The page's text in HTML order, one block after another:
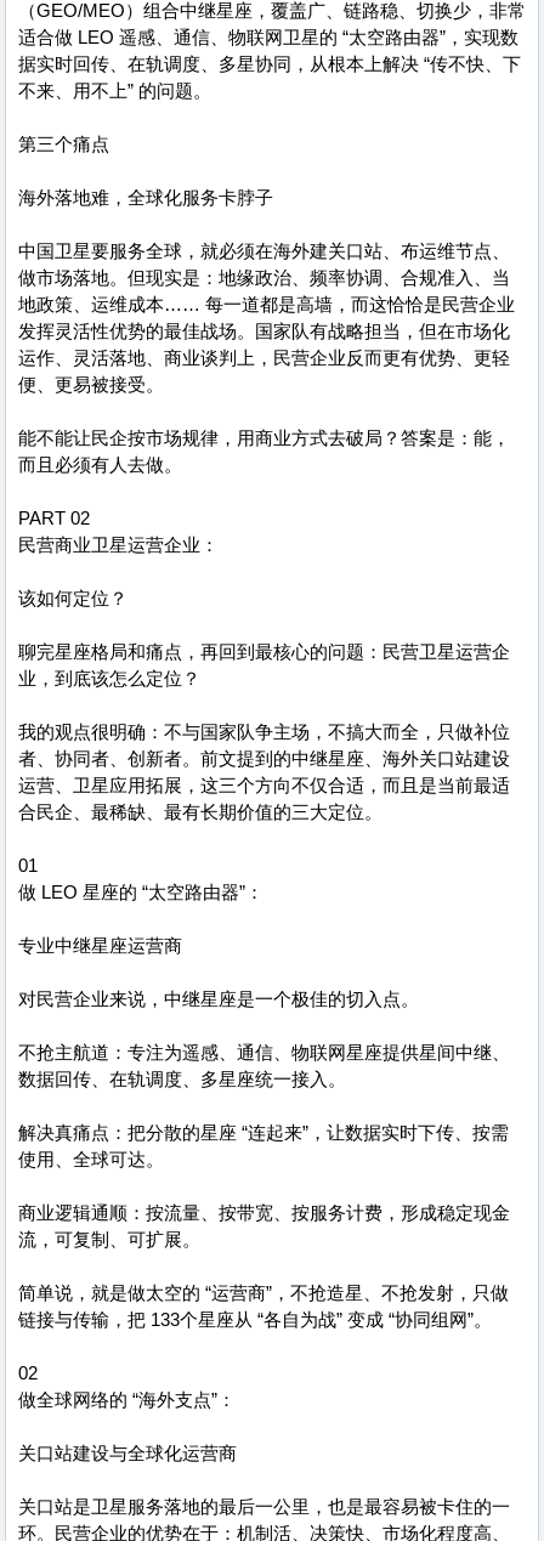
（GEO/MEO）组合中继星座，覆盖广、链路稳、切换少，非常
适合做 LEO 遥感、通信、物联网卫星的 “太空路由器”，实现数
据实时回传、在轨调度、多星协同，从根本上解决 “传不快、下
不来、用不上” 的问题。
第三个痛点
海外落地难，全球化服务卡脖子
中国卫星要服务全球，就必须在海外建关口站、布运维节点、
做市场落地。但现实是：地缘政治、频率协调、合规准入、当
地政策、运维成本…… 每一道都是高墙，而这恰恰是民营企业
发挥灵活性优势的最佳战场。国家队有战略担当，但在市场化
运作、灵活落地、商业谈判上，民营企业反而更有优势、更轻
便、更易被接受。
能不能让民企按市场规律，用商业方式去破局？答案是：能，
而且必须有人去做。
PART 02
民营商业卫星运营企业：
该如何定位？
聊完星座格局和痛点，再回到最核心的问题：民营卫星运营企
业，到底该怎么定位？
我的观点很明确：不与国家队争主场，不搞大而全，只做补位
者、协同者、创新者。前文提到的中继星座、海外关口站建设
运营、卫星应用拓展，这三个方向不仅合适，而且是当前最适
合民企、最稀缺、最有长期价值的三大定位。
01
做 LEO 星座的 “太空路由器”：
专业中继星座运营商
对民营企业来说，中继星座是一个极佳的切入点。
不抢主航道：专注为遥感、通信、物联网星座提供星间中继、
数据回传、在轨调度、多星座统一接入。
解决真痛点：把分散的星座 “连起来”，让数据实时下传、按需
使用、全球可达。
商业逻辑通顺：按流量、按带宽、按服务计费，形成稳定现金
流，可复制、可扩展。
简单说，就是做太空的 “运营商”，不抢造星、不抢发射，只做
链接与传输，把 133个星座从 “各自为战” 变成 “协同组网”。
02
做全球网络的 “海外支点”：
关口站建设与全球化运营商
关口站是卫星服务落地的最后一公里，也是最容易被卡住的一
环。民营企业的优势在于：机制活、决策快、市场化程度高、